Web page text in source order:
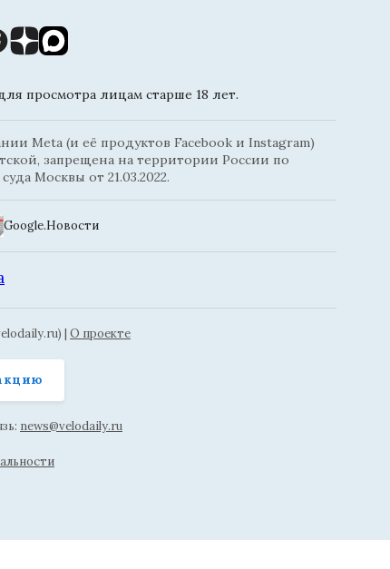
просмотра лицам старше 18 лет.
Meta (и её продуктов Facebook и Instagram)
запрещена на территории России по
Москвы от 21.03.2022.
Google.Новости
| О проекте
news@velodaily.ru